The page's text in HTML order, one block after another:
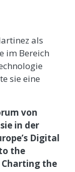
als
im Bereich
sie eine
von
in der
Digital
the
the